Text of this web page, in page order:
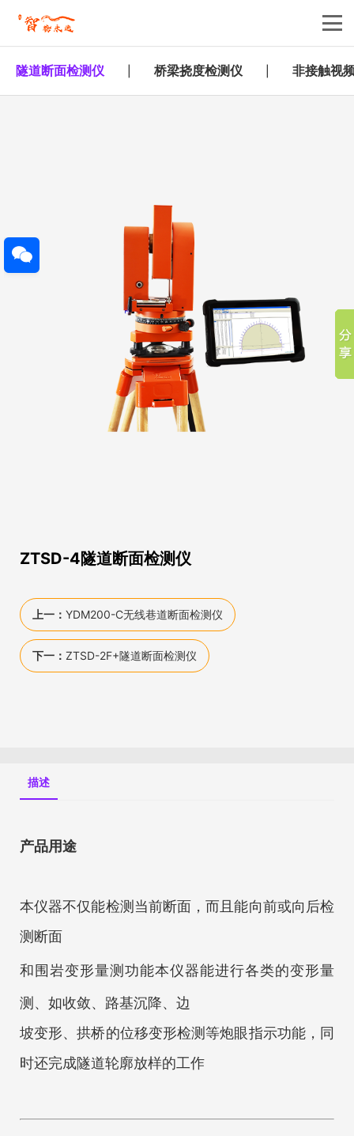
隧道断面检测仪 桥梁挠度检测仪 非接触视
ZTSD-4隧道断面检测仪
上一： YDM200-C无线巷道断面检测仪
下一： ZTSD-2F+隧道断面检测仪
描述
产品用途
本仪器不仅能检测当前断面，而且能向前或向后检
测断面
和围岩变形量测功能本仪器能进行各类的变形量
测、如收敛、路基沉降、边
坡变形、拱桥的位移变形检测等炮眼指示功能，同
时还完成隧道轮廓放样的工作